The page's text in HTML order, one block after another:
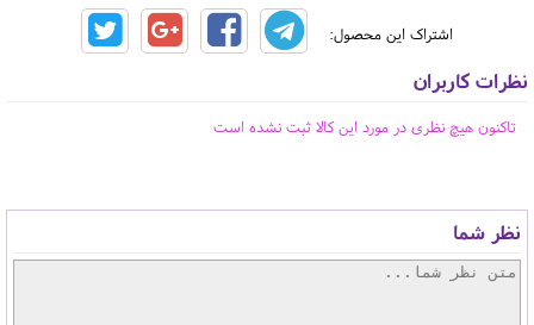
اشتراک این محصول:
نظرات کاربران
تاکنون هیچ نظری در مورد این کالا ثبت نشده است
نظر شما